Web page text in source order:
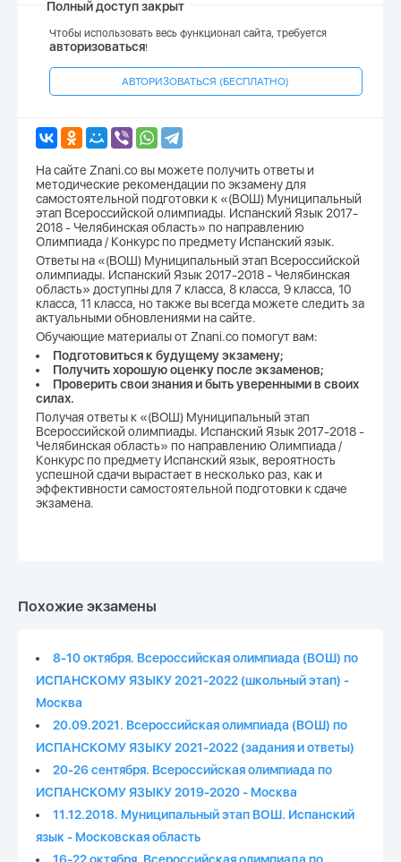
Полный доступ закрыт
Чтобы использовать весь функционал сайта, требуется
авторизоваться!
АВТОРИЗОВАТЬСЯ (БЕСПЛАТНО)
На сайте Znani.co вы можете получить ответы и
методические рекомендации по экзамену для
самостоятельной подготовки к «(ВОШ) Муниципальный
этап Всероссийской олимпиады. Испанский Язык 2017-
2018 - Челябинская область» по направлению
Олимпиада / Конкурс по предмету Испанский язык.
Ответы на «(ВОШ) Муниципальный этап Всероссийской
олимпиады. Испанский Язык 2017-2018 - Челябинская
область» доступны для 7 класса, 8 класса, 9 класса, 10
класса, 11 класса, но также вы всегда можете следить за
актуальными обновлениями на сайте.
Обучающие материалы от Znani.co помогут вам:
Подготовиться к будущему экзамену;
Получить хорошую оценку после экзаменов;
Проверить свои знания и быть уверенными в своих
силах.
Получая ответы к «(ВОШ) Муниципальный этап
Всероссийской олимпиады. Испанский Язык 2017-2018 -
Челябинская область» по направлению Олимпиада /
Конкурс по предмету Испанский язык, вероятность
успешной сдачи вырастает в несколько раз, как и
эффективности самостоятельной подготовки к сдаче
экзамена.
Похожие экзамены
8-10 октября. Всероссийская олимпиада (ВОШ) по
ИСПАНСКОМУ ЯЗЫКУ 2021-2022 (школьный этап) -
Москва
20.09.2021. Всероссийская олимпиада (ВОШ) по
ИСПАНСКОМУ ЯЗЫКУ 2021-2022 (задания и ответы)
20-26 сентября. Всероссийская олимпиада по
ИСПАНСКОМУ ЯЗЫКУ 2019-2020 - Москва
11.12.2018. Муниципальный этап ВОШ. Испанский
язык - Московская область